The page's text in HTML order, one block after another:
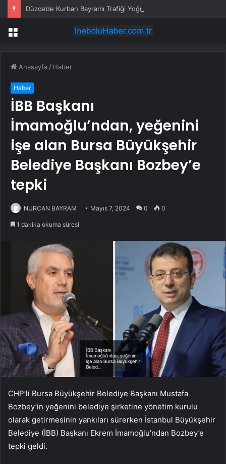
Düzce’de Kurban Bayramı Trafiği Yoğunlaştı
Menü
Anasayfa / Haber
Haber
İBB Başkanı
İmamoğlu’ndan, yeğenini
işe alan Bursa Büyükşehir
Belediye Başkanı Bozbey’e
tepki
NURCAN BAYRAM Mayıs 7, 2024 0 0
1 dakika okuma süresi
CHP’li Bursa Büyükşehir Belediye Başkanı Mustafa
Bozbey’in yeğenini belediye şirketine yönetim kurulu
olarak getirmesinin yankıları sürerken İstanbul Büyükşehir
Belediye (İBB) Başkanı Ekrem İmamoğlu’ndan Bozbey’e
tepki geldi.